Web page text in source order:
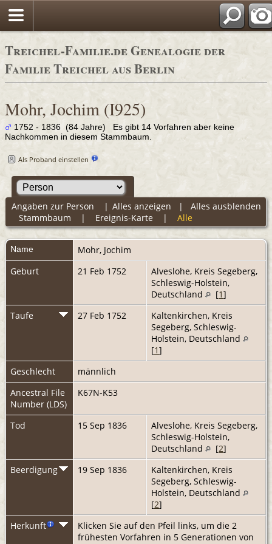
Treichel-Familie.de Genealogie der
Familie Treichel aus Berlin
Mohr, Jochim (I925)
1752 - 1836 (84 Jahre) Es gibt 14 Vorfahren aber keine
Nachkommen in diesem Stammbaum.
Als Proband einstellen
Alles anzeigen | Alles ausblenden
Angaben zur Person |
Stammbaum | Ereignis-Karte | Alle
Name Mohr, Jochim
Geburt
21 Feb 1752
Alveslohe, Kreis Segeberg,
Schleswig-Holstein,
Deutschland
[1]
Taufe
27 Feb 1752
Kaltenkirchen, Kreis
Segeberg, Schleswig-
Holstein, Deutschland
[1]
Geschlecht
männlich
Ancestral File
Number (LDS)
K67N-K53
Tod 15 Sep 1836
Alveslohe, Kreis Segeberg,
Schleswig-Holstein,
Deutschland
[2]
Beerdigung
19 Sep 1836
Kaltenkirchen, Kreis
Segeberg, Schleswig-
Holstein, Deutschland
[2]
Herkunft
Klicken Sie auf den Pfeil links, um die 2
frühesten Vorfahren in 5 Generationen von